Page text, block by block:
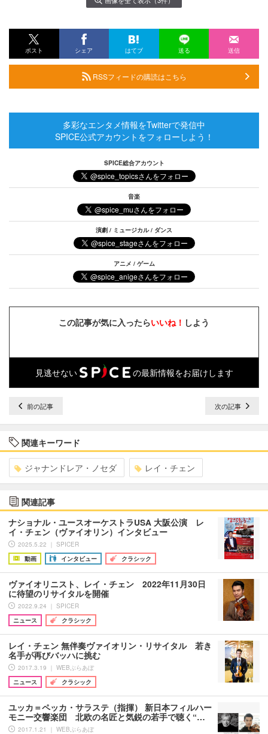
ポスト シェア はてブ 送る 送信
RSSフィードの購読はこちら
多彩なエンタメ情報をTwitterで発信中
SPICE公式アカウントをフォローしよう！
SPICE総合アカウント
音楽
演劇 / ミュージカル / ダンス
アニメ / ゲーム
この記事が気に入ったらいいね！ しよう
見逃せない の最新情報をお届けします
前の記事 次の記事
関連キーワード
ジャナンドレア・ノセダ レイ・チェン
関連記事
ナショナル・ユースオーケストラUSA 大阪公演 レ
イ・チェン（ヴァイオリン）インタビュー
2025.5.22 ｜ SPICER
動画
インタビュー クラシック
ヴァイオリニスト、レイ・チェン 2022年11月30日
に待望のリサイタルを開催
2022.9.24 ｜ SPICER
ニュース
クラシック
レイ・チェン 無伴奏ヴァイオリン・リサイタル 若き
名手が再びバッハに挑む
2017.3.19 ｜ WEBぶらあぼ
ニュース
クラシック
ユッカ＝ペッカ・サラステ（指揮） 新日本フィルハー
モニー交響楽団 北欧の名匠と気鋭の若手で聴く“…
2017.1.21 ｜ WEBぶらあぼ